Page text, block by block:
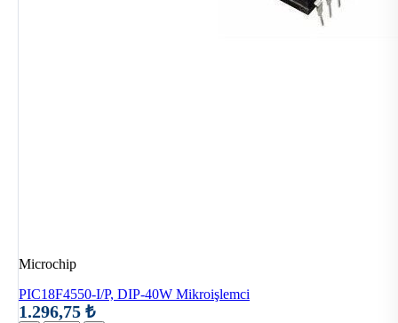
Microchip
PIC18F4550-I/P, DIP-40W Mikroişlemci
1.296,75 ₺